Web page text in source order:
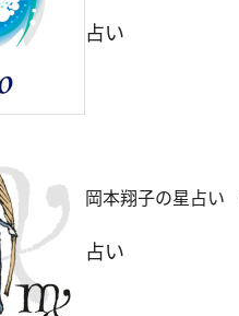
占い
岡本翔子の星占い
占い